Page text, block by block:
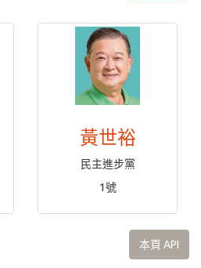
黃世裕
民主進步黨
1號
本頁 API